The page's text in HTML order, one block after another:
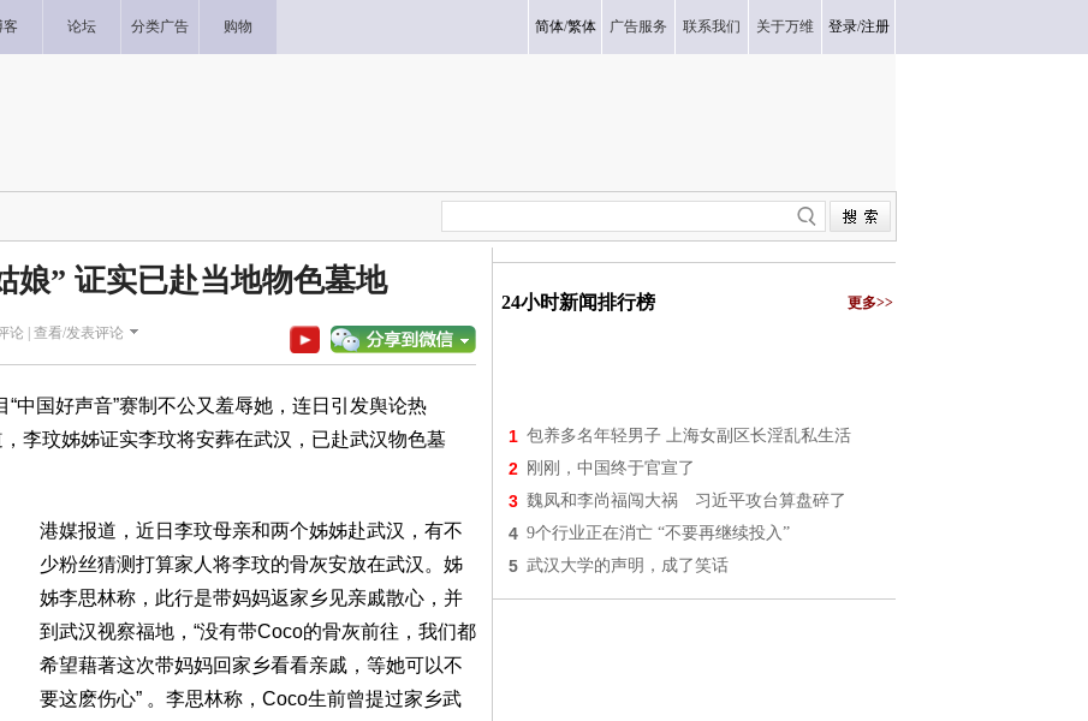
客 论坛 分类广告 购物 简体/繁体 广告服务 联系我们 关于万维 登录/注册
娘” 证实已赴当地物色墓地
论 | 查看/发表评论
中国好声音”赛制不公又羞辱她，连日引发舆论热
李玟姊姊证实李玟将安葬在武汉，已赴武汉物色墓
港媒报道，近日李玟母亲和两个姊姊赴武汉，有不
少粉丝猜测打算家人将李玟的骨灰安放在武汉。姊
姊李思林称，此行是带妈妈返家乡见亲戚散心，并
到武汉视察福地，“没有带Coco的骨灰前往，我们都
希望藉著这次带妈妈回家乡看看亲戚，等她可以不
要这麽伤心” 。李思林称，Coco生前曾提过家乡武
24小时新闻排行榜 更多>>
1 包养多名年轻男子 上海女副区长淫乱私生活
2 刚刚，中国终于官宣了
3 魏凤和李尚福闯大祸 习近平攻台算盘碎了
4 9个行业正在消亡 “不要再继续投入”
5 武汉大学的声明，成了笑话